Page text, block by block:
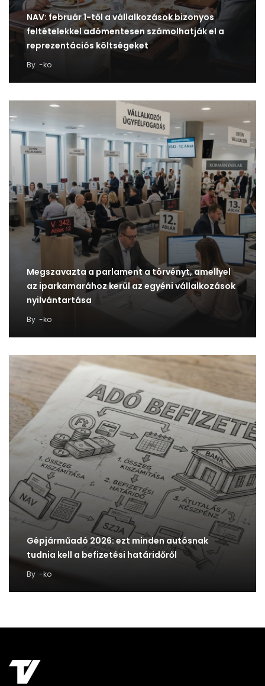
NAV: február 1-től a vállalkozások bizonyos
feltételekkel adómentesen számolhatják el a
reprezentációs költségeket
By -ko
Megszavazta a parlament a törvényt, amellyel
az iparkamarához kerül az egyéni vállalkozások
nyilvántartása
By -ko
Gépjárműadó 2026: ezt minden autósnak
tudnia kell a befizetési határidőről
By -ko